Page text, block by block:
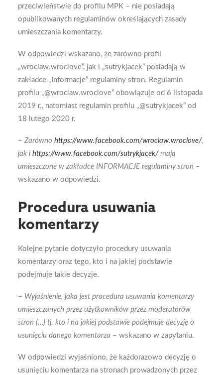
przeciwieństwie do profilu MPK – nie posiadają
opublikowanych regulaminów określających zasady
umieszczania komentarzy.
W odpowiedzi wskazano, że zarówno profil
„wroclaw.wroclove”, jak i „sutrykjacek” posiadają w
zakładce „Informacje” regulaminy stron. Regulamin
profilu „@wroclaw.wroclove” obowiązuje od 6 listopada
2019 r., natomiast regulamin profilu „@sutrykjacek” od
18 lutego 2020 r.
– Zarówno https://www.facebook.com/wroclaw.wroclove/,
jak i https://www.facebook.com/sutrykjacek/mają
umieszczone w zakładce INFORMACJE regulaminy stron –
wskazano w odpowiedzi.
Procedura usuwania
komentarzy
Kolejne pytanie dotyczyło procedury usuwania
komentarzy oraz tego, kto i na jakiej podstawie
podejmuje takie decyzje.
– Wyjaśnienie, jaka jest procedura usuwania komentarzy
umieszczanych przez użytkowników przez moderatorów
stron (…) tj. kto i na jakiej podstawie podejmuje decyzję o
usunięciu danego komentarza – wskazano w zapytaniu.
W odpowiedzi wyjaśniono, że każdorazowo decyzję o
usunięciu komentarza na stronach prowadzonych przez